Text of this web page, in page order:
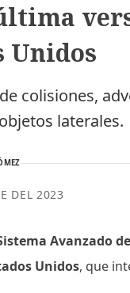
Unidos
colisiones,
laterales.
DEL 2023
Avanzado
Unidos, que